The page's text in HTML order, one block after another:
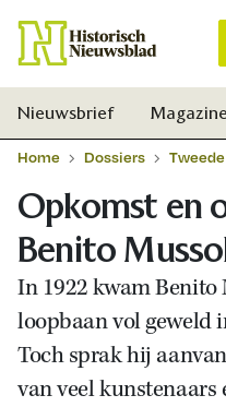
Nieuwsbrief Magazine
Home Dossiers
Opkomst en
Benito
In 1922 kwam Benito
loopbaan vol geweld
Toch sprak hij
van veel